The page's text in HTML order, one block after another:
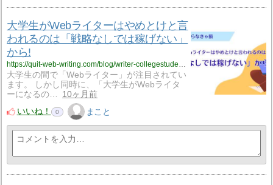
大学生がWebライターはやめとけと言
われるのは「戦略なしでは稼げない」
から!
https://quit-web-writing.com/blog/writer-collegestudents-yametoke/
大学生の間で「Webライター」が注目されてい
ます。 しかし同時に、「大学生がWebライタ
ーになるの…
10ヶ月前
いいね！
0 まこと